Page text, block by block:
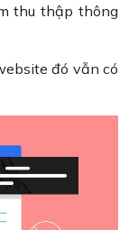
thu thập thông
đó vẫn có